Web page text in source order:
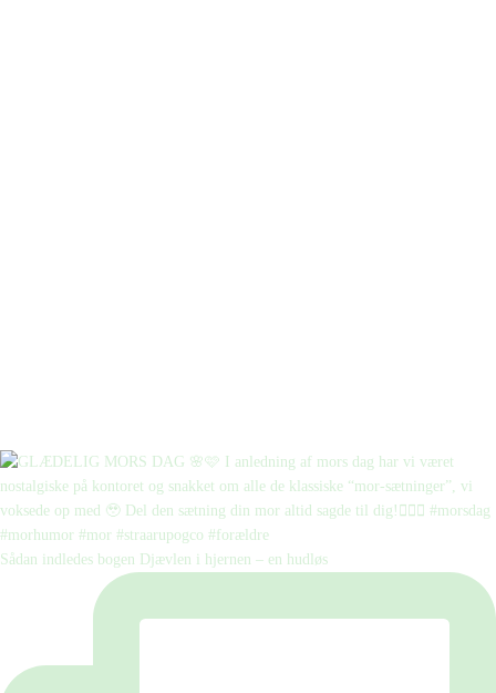
Sådan indledes bogen Djævlen i hjernen – en hudløs